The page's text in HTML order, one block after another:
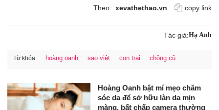
Theo: xevathethao.vn copy link
Tác giả:Hạ Anh
Từ khóa: hoàng oanh sao việt con trai chồng cũ
Hoàng Oanh bật mí mẹo chăm
sóc da để sở hữu làn da mịn
màng, bất chấp camera thường